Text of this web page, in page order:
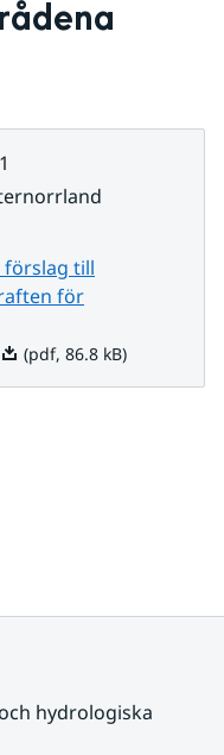
förslag till
för
86.8 kB.
(pdf, 86.8 kB)
hydrologiska